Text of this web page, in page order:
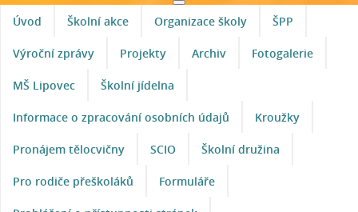
Úvod Školní akce Organizace školy ŠPP
Výroční zprávy Projekty Archiv Fotogalerie
MŠ Lipovec Školní jídelna
Informace o zpracování osobních údajů Kroužky
Pronájem tělocvičny SCIO Školní družina
Pro rodiče přeškoláků Formuláře